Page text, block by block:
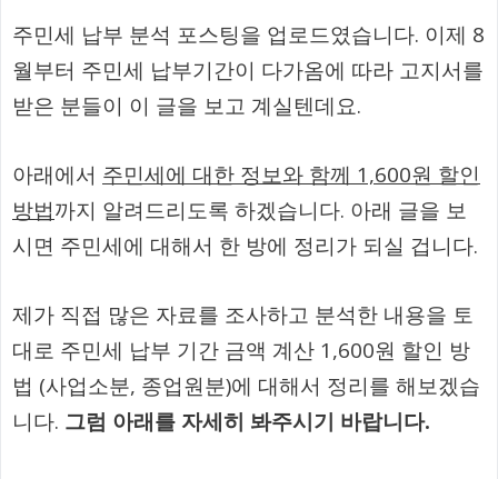
주민세 납부 분석 포스팅을 업로드였습니다. 이제 8
월부터 주민세 납부기간이 다가옴에 따라 고지서를
받은 분들이 이 글을 보고 계실텐데요.
아래에서 주민세에 대한 정보와 함께 1,600원 할인
방법까지 알려드리도록 하겠습니다. 아래 글을 보
시면 주민세에 대해서 한 방에 정리가 되실 겁니다.
제가 직접 많은 자료를 조사하고 분석한 내용을 토
대로 주민세 납부 기간 금액 계산 1,600원 할인 방
법 (사업소분, 종업원분)에 대해서 정리를 해보겠습
니다. 그럼 아래를 자세히 봐주시기 바랍니다.